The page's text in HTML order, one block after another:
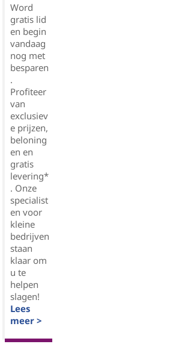
Word
gratis lid
en begin
vandaag
nog met
besparen
.
Profiteer
van
exclusiev
e prijzen,
beloning
en en
gratis
levering*
. Onze
specialist
en voor
kleine
bedrijven
staan
klaar om
u te
helpen
slagen!
Lees
meer >